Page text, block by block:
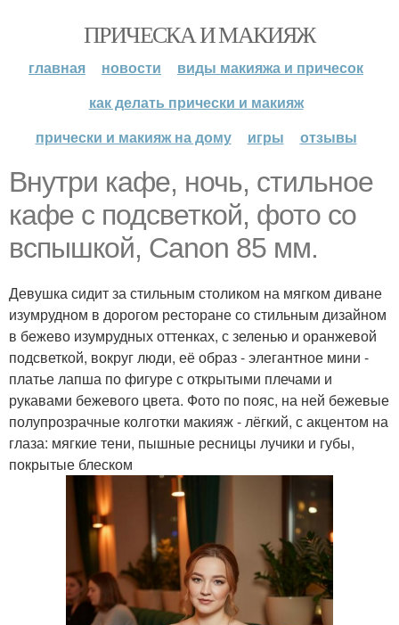
ПРИЧЕСКА И МАКИЯЖ
главная новости
виды макияжа и причесок
как делать прически и макияж
прически и макияж на дому
игры отзывы
Внутри кафе, ночь, стильное
кафе с подсветкой, фото со
вспышкой, Canon 85 мм.
Девушка сидит за стильным столиком на мягком диване
изумрудном в дорогом ресторане со стильным дизайном
в бежево изумрудных оттенках, с зеленью и оранжевой
подсветкой, вокруг люди, её образ - элегантное мини -
платье лапша по фигуре с открытыми плечами и
рукавами бежевого цвета. Фото по пояс, на ней бежевые
полупрозрачные колготки макияж - лёгкий, с акцентом на
глаза: мягкие тени, пышные ресницы лучики и губы,
покрытые блеском